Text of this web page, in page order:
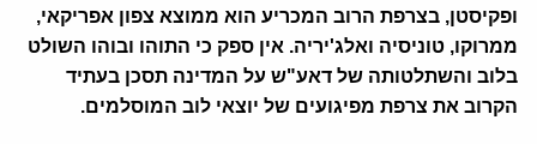
ופקיסטן, בצרפת הרוב המכריע הוא ממוצא צפון אפריקאי,
ממרוקו, טוניסיה ואלג'יריה. אין ספק כי התוהו ובוהו השולט
בלוב והשתלטותה של דאע"ש על המדינה תסכן בעתיד
הקרוב את צרפת מפיגועים של יוצאי לוב המוסלמים.